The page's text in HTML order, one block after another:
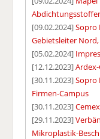
[09.02.2024]Sopro
Gebietsleiter
[05.02.2024]
[12.12.2023]
[30.11.2023]Sopro
Firmen-Campus
[30.11.2023]
[29.11.2023]
Mikroplastik-